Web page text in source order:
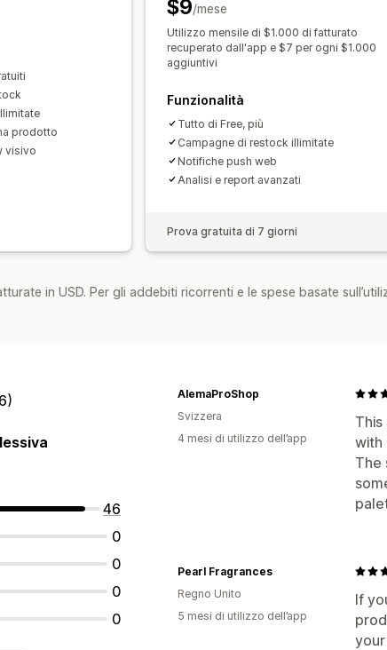
prodotto
visivo
$9/mese
Utilizzo mensile di $1.000 di fatturato
recuperato dall'app e $7 per ogni $1.000
aggiuntivi
Funzionalità
Tutto di Free, più
Campagne di restock illimitate
Notifiche push web
Analisi e report avanzati
Prova gratuita di 7 giorni
in USD. Per gli addebiti ricorrenti e le spese basate
46
0
0
0
0
with
The
AlemaProShop
Svizzera
4 mesi di utilizzo dell’app
If
Pearl Fragrances
Regno Unito
5 mesi di utilizzo dell’app